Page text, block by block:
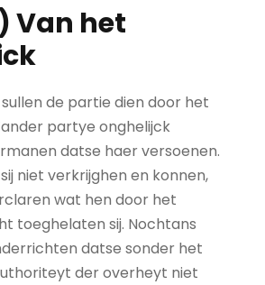
Van het
sullen de partie dien door het
partye onghelijck
datse haer versoenen.
niet verkrijghen en konnen,
wat hen door het
toeghelaten sij. Nochtans
datse sonder het
der overheyt niet